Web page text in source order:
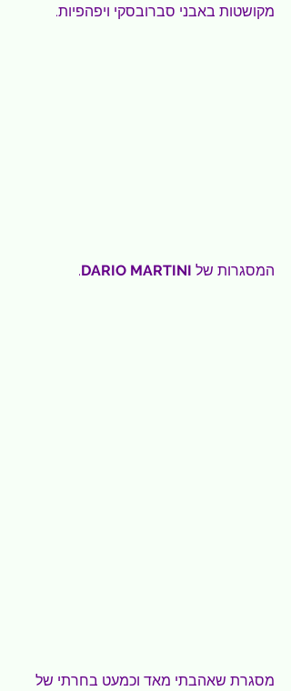
מקושטות באבני סברובסקי ויפהפיות.
המסגרות של DARIO MARTINI
.
מסגרת שאהבתי מאד וכמעט בחרתי של